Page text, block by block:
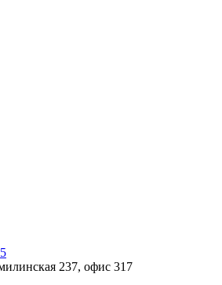
237, офис 317